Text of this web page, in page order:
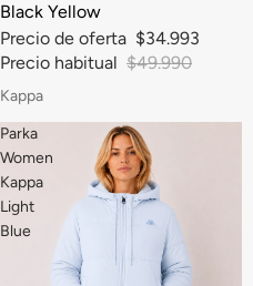
Black Yellow
Precio de oferta $34.993
Precio habitual $49.990
Kappa
Parka
Women
Kappa
Light
Blue